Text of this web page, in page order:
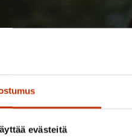
evästeitä